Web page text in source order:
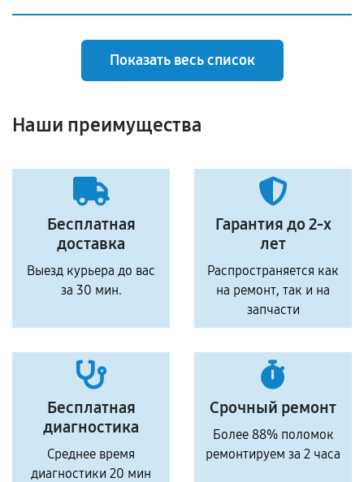
Показать весь список
Наши преимущества
Бесплатная
доставка
Выезд курьера до вас
за 30 мин.
Гарантия до 2-х
лет
Распространяется как
на ремонт, так и на
запчасти
Бесплатная
диагностика
Среднее время
диагностики 20 мин
Срочный ремонт
Более 88% поломок
ремонтируем за 2 часа